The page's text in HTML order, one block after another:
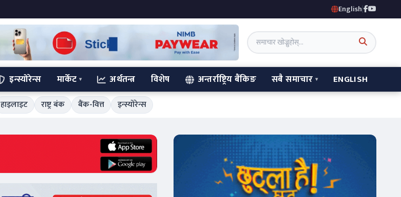
English|
इन्स्योरेन्स मार्केट अर्थतन्त्र विशेष अन्तर्राष्ट्रिय बैंकिङ सबै समाचार ENGLISH
हाइलाइट राष्ट्र बंक बैंक-वित्त इन्स्योरेन्स